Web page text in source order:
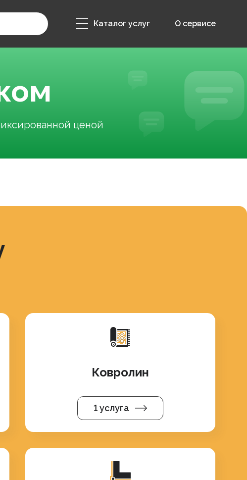
Каталог услуг О сервисе
ценой
Ковролин
1 услуга